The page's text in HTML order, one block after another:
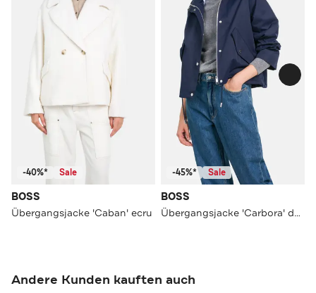
-40%* Sale
BOSS
Übergangsjacke 'Caban' ecru
-45%* Sale
BOSS
Übergangsjacke 'Carbora' dunkelblau
Andere Kunden kauften auch